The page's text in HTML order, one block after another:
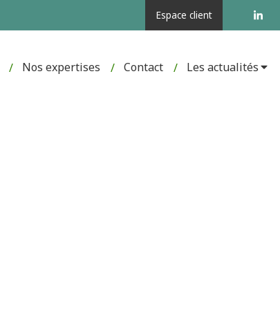
Espace client
Nos expertises Contact Les actualités